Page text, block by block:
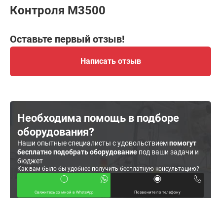
Контроля М3500
Оставьте первый отзыв!
Написать отзыв
Необходима помощь в подборе
оборудования?
Наши опытные специалисты с удовольствиемпомогут
бесплатно подобрать оборудование под ваши задачи и
бюджет
Как вам было бы удобнее получить бесплатную консультацию?
Свяжитесь со мной в WhatsApp Позвоните по телефону